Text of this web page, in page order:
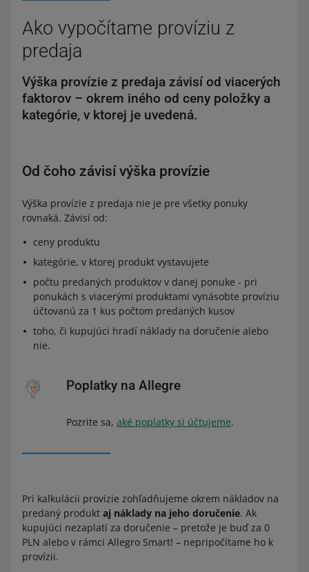
Ako vypočítame províziu z
predaja
Výška provízie z predaja závisí od viacerých
faktorov – okrem iného od ceny položky a
kategórie, v ktorej je uvedená.
Od čoho závisí výška provízie
Výška provízie z predaja nie je pre všetky ponuky
rovnaká. Závisí od:
ceny produktu
kategórie, v ktorej produkt vystavujete
počtu predaných produktov v danej ponuke - pri
ponukách s viacerými produktami vynásobte províziu
účtovanú za 1 kus počtom predaných kusov
toho, či kupujúci hradí náklady na doručenie alebo
nie.
Poplatky na Allegre
Pozrite sa, aké poplatky si účtujeme.
Pri kalkulácii provízie zohľadňujeme okrem nákladov na
predaný produkt aj náklady na jeho doručenie. Ak
kupujúci nezaplatí za doručenie – pretože je buď za 0
PLN alebo v rámci Allegro Smart! – nepripočítame ho k
provízii.